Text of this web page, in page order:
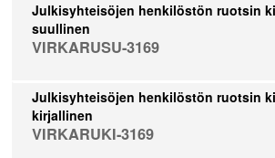
Julkisyhteisöjen henkilöstön ruotsin
suullinen
VIRKARUSU-3169
Julkisyhteisöjen henkilöstön ruotsin
kirjallinen
VIRKARUKI-3169